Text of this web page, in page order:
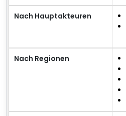
Nach Hauptakteuren
Nach Regionen